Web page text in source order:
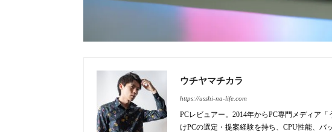
ウチヤマチカラ
https://usshi-na-life.com
PCレビュアー。2014年からPC専門メディア
けPCの選定・提案経験を持ち、CPU性能、バ